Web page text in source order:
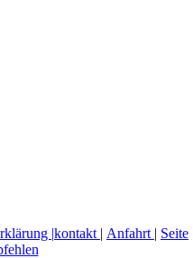
| kontakt Anfahrt
Seite